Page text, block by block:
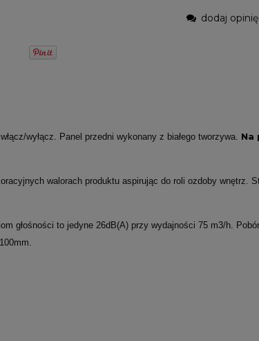
dodaj opinię
wyłącz. Panel przedni wykonany z białego tworzywa. Na
walorach produktu aspirując do roli ozdoby wnętrz.
głośności to jedyne 26dB(A) przy wydajności 75 m3/h.